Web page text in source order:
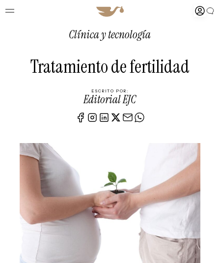
Clínica y tecnología
Tratamiento de fertilidad
ESCRITO POR:
Editorial EJC